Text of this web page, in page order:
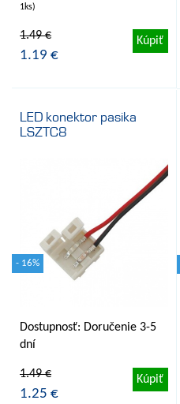
1ks)
1.49 €
1.19 €
Kúpiť
LED konektor pasika
LSZTC8
- 16%
Dostupnosť: Doručenie 3-5
dní
1.49 €
1.25 €
Kúpiť